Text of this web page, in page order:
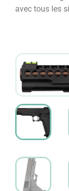
avec tous les